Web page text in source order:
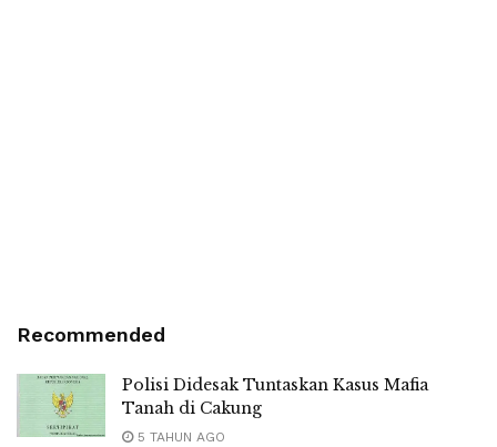
Recommended
Polisi Didesak Tuntaskan Kasus Mafia
Tanah di Cakung
5 TAHUN AGO